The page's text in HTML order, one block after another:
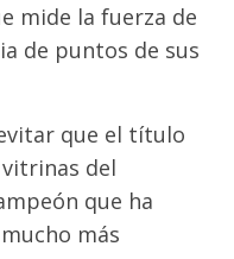
mide la fuerza de
de puntos de sus
que el título
del
que ha
más